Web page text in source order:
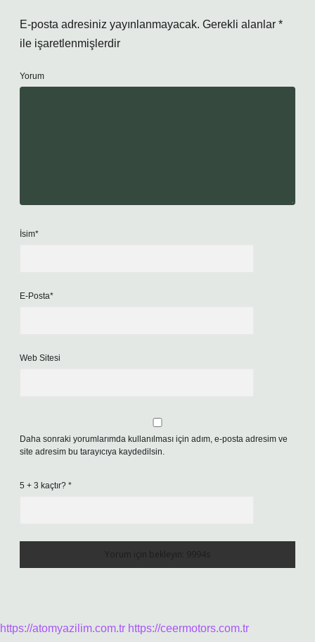
E-posta adresiniz yayınlanmayacak. Gerekli alanlar *
ile işaretlenmişlerdir
Yorum
İsim*
E-Posta*
Web Sitesi
Daha sonraki yorumlarımda kullanılması için adım, e-posta adresim ve
site adresim bu tarayıcıya kaydedilsin.
5 + 3 kaçtır? *
https://atomyazilim.com.tr https://ceermotors.com.tr